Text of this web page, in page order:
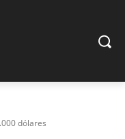
dólares